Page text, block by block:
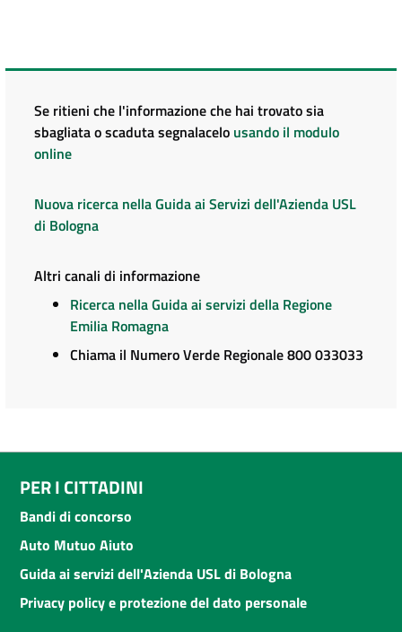
Se ritieni che l'informazione che hai trovato sia
sbagliata o scaduta segnalacelo usando il modulo
online
Nuova ricerca nella Guida ai Servizi dell'Azienda USL
di Bologna
Altri canali di informazione
Ricerca nella Guida ai servizi della Regione
Emilia Romagna
Chiama il Numero Verde Regionale 800 033033
PER I CITTADINI
Bandi di concorso
Auto Mutuo Aiuto
Guida ai servizi dell'Azienda USL di Bologna
Privacy policy e protezione del dato personale